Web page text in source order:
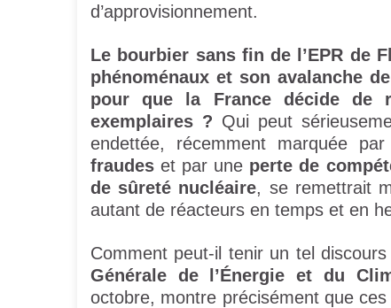
d’approvisionnement.
Le bourbier sans fin de l’EPR de
phénoménaux et son avalanche
pour que la France décide de
exemplaires ? Qui peut
endettée, récemment marquée
fraudes et par une perte de
de sûreté nucléaire, se remettrait
autant de réacteurs en temps et en
Comment peut-il tenir un tel
Générale de l’Énergie et du
octobre, montre précisément que